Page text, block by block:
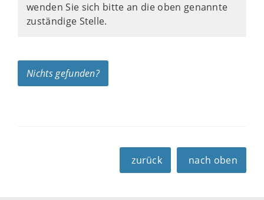
wenden Sie sich bitte an die oben genannte
zuständige Stelle.
Nichts gefunden?
zurück nach oben